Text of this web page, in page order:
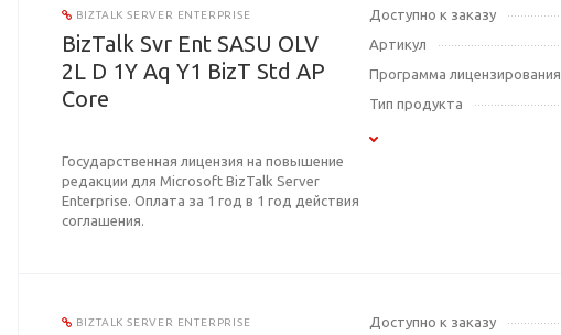
BIZTALK SERVER ENTERPRISE
BizTalk Svr Ent SASU OLV
2L D 1Y Aq Y1 BizT Std AP
Core
Государственная лицензия на повышение
редакции для Microsoft BizTalk Server
Enterprise. Оплата за 1 год в 1 год действия
соглашения.
Доступно к заказу
Артикул
Программа лицензирования
Тип продукта
BIZTALK SERVER ENTERPRISE
Доступно к заказу